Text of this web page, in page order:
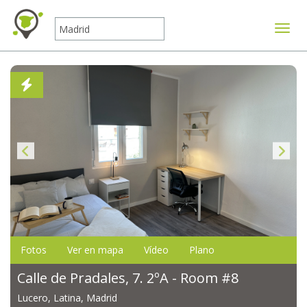
Fotos Ver en mapa Vídeo Plano
Calle de Pradales, 7. 2ºA - Room #8
Lucero, Latina, Madrid